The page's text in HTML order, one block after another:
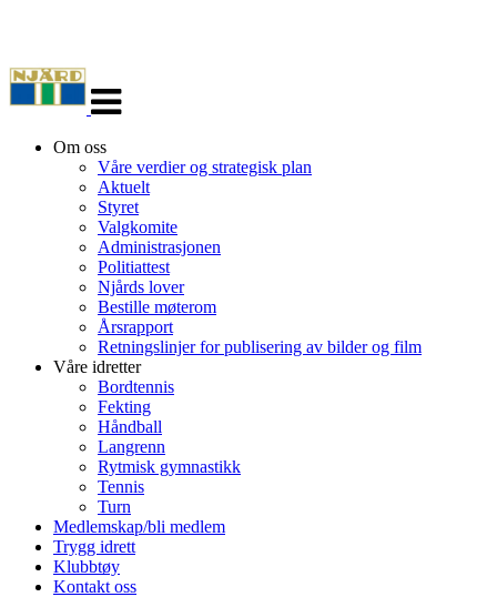
navigasjon
Om oss
Våre verdier og strategisk plan
Aktuelt
Styret
Valgkomite
Administrasjonen
Politiattest
Njårds lover
Bestille møterom
Årsrapport
Retningslinjer for publisering av bilder og film
Våre idretter
Bordtennis
Fekting
Håndball
Langrenn
Rytmisk gymnastikk
Tennis
Turn
Medlemskap/bli medlem
Trygg idrett
Klubbtøy
Kontakt oss